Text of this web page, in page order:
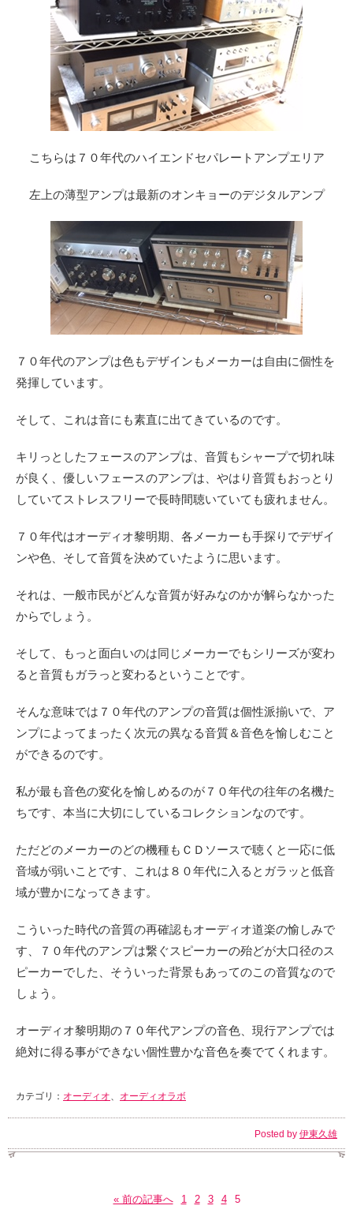
こちらは７０年代のハイエンドセパレートアンプエリア
左上の薄型アンプは最新のオンキョーのデジタルアンプ
７０年代のアンプは色もデザインもメーカーは自由に個性を
発揮しています。
そして、これは音にも素直に出てきているのです。
キリっとしたフェースのアンプは、音質もシャープで切れ味
が良く、優しいフェースのアンプは、やはり音質もおっとり
していてストレスフリーで長時間聴いていても疲れません。
７０年代はオーディオ黎明期、各メーカーも手探りでデザイ
ンや色、そして音質を決めていたように思います。
それは、一般市民がどんな音質が好みなのかが解らなかった
からでしょう。
そして、もっと面白いのは同じメーカーでもシリーズが変わ
ると音質もガラっと変わるということです。
そんな意味では７０年代のアンプの音質は個性派揃いで、ア
ンプによってまったく次元の異なる音質＆音色を愉しむこと
ができるのです。
私が最も音色の変化を愉しめるのが７０年代の往年の名機た
ちです、本当に大切にしているコレクションなのです。
ただどのメーカーのどの機種もＣＤソースで聴くと一応に低
音域が弱いことです、これは８０年代に入るとガラッと低音
域が豊かになってきます。
こういった時代の音質の再確認もオーディオ道楽の愉しみで
す、７０年代のアンプは繋ぐスピーカーの殆どが大口径のス
ピーカーでした、そういった背景もあってのこの音質なので
しょう。
オーディオ黎明期の７０年代アンプの音色、現行アンプでは
絶対に得る事ができない個性豊かな音色を奏でてくれます。
カテゴリ： オーディオ、 オーディオラボ
Posted by 伊東久雄
« 前の記事へ 1 2 3 4 5